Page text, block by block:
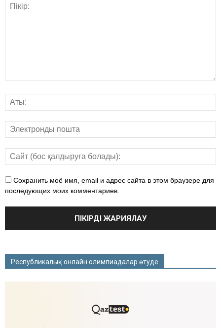
Сохранить моё имя, email и адрес сайта в этом браузере для
последующих моих комментариев.
Республикалық онлайн олимпиадалар өтуде